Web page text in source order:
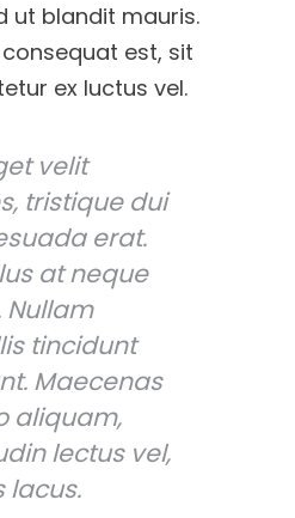
ut blandit mauris.
est, sit
ex luctus vel.
velit
tristique dui
erat.
at neque
Nullam
tincidunt
Maecenas
aliquam,
lectus vel,
lacus.